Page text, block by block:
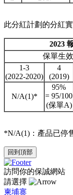
此分紅計劃的分紅實
2023
保單生
1-3
(2022-2020)
4
(2019)
N/A(1)*
95%
= 95/100
(保單A)
*N/A(1)：產品已停
回到頂部
訪問你的保誠網站
請選擇
柬埔寨